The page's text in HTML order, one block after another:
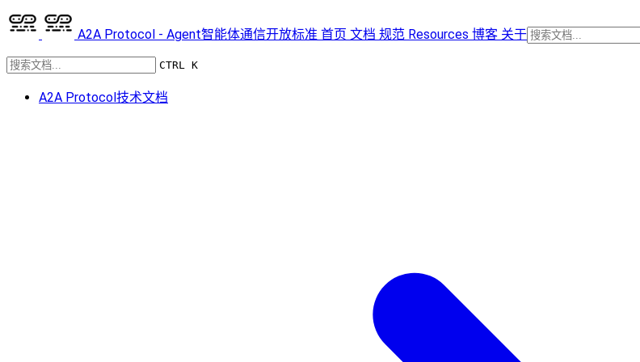
A2A Protocol - Agent智能体通信开放标准 首页 文档 规范 Resources 博客 关于
CTRL K
A2A Protocol技术文档